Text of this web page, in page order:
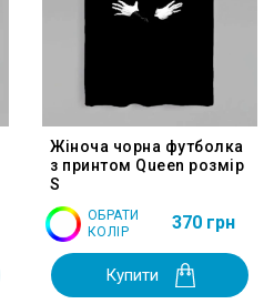
Жіноча чорна футболка
з принтом Queen розмір
S
ОБРАТИ
КОЛІР
370 грн
Купити